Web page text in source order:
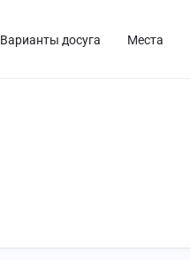
Варианты досуга Места